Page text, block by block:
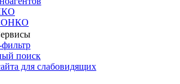
поиск
для слабовидящих